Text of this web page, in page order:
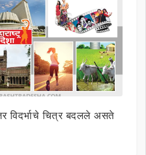
चित्र बदलले असते